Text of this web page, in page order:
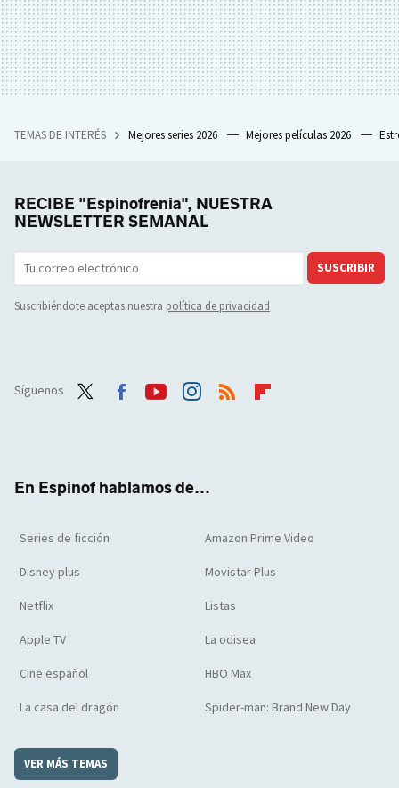
TEMAS DE INTERÉS Mejores series 2026 Mejores películas 2026
RECIBE "Espinofrenia", NUESTRA
NEWSLETTER SEMANAL
SUSCRIBIR
Suscribiéndote aceptas nuestra política de privacidad
Síguenos
En Espinof hablamos de...
Series de ficción Amazon Prime Video
Disney plus Movistar Plus
Netflix Listas
Apple TV La odisea
Cine español HBO Max
La casa del dragón Spider-man: Brand New Day
VER MÁS TEMAS